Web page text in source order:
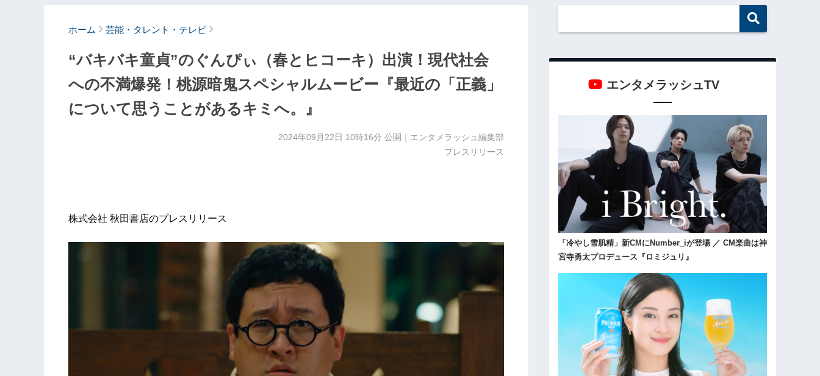
ホーム 芸能・タレント・テレビ
“バキバキ童貞”のぐんぴぃ（春とヒコーキ）出演！現代社会
への不満爆発！桃源暗鬼スペシャルムービー『最近の「正義」
について思うことがあるキミへ。』
2024年09月22日 10時16分 公開｜エンタメラッシュ編集部
プレスリリース
株式会社 秋田書店のプレスリリース
エンタメラッシュTV
「冷やし雪肌精」新CMにNumber_iが登場 ／ CM楽曲は神
宮寺勇太プロデュース『ロミジュリ』